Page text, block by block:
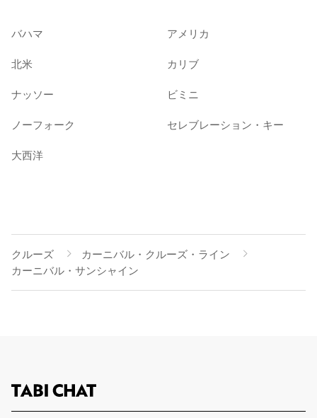
バハマ アメリカ
北米 カリブ
ナッソー ビミニ
ノーフォーク セレブレーション・キー
大西洋
クルーズ
カーニバル・クルーズ・ライン
カーニバル・サンシャイン